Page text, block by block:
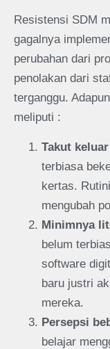
Resistensi SDM
gagalnya
perubahan dari
penolakan dari
terganggu.
meliputi :
Takut
terbiasa
kertas.
mengubah
Minimnya
belum
software
baru justri
mereka.
Persepsi
belajar